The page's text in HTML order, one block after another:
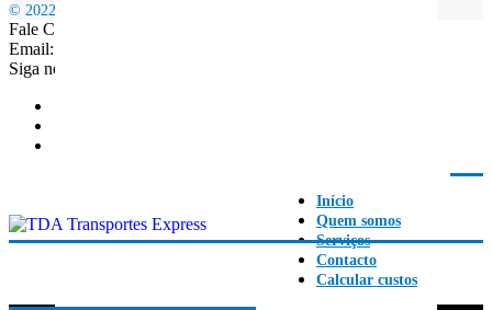
© 2022 TDA EXPRESS | Estafetas Expressos em Lisboa
Fale Connosco: +351 968 165 196
Email: geral.transportestda@gmail.com
Siga nossas redes
Início
Quem somos
Serviços
Contacto
Calcular custos